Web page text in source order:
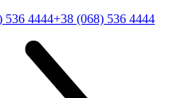
536 4444+38 (068) 536 4444